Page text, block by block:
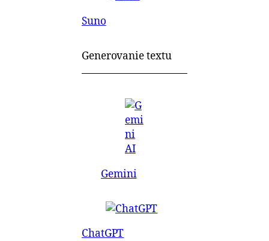
Suno
Generovanie textu
Gemini
ChatGPT